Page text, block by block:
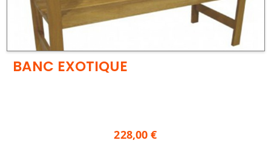
BANC EXOTIQUE
228,00 €